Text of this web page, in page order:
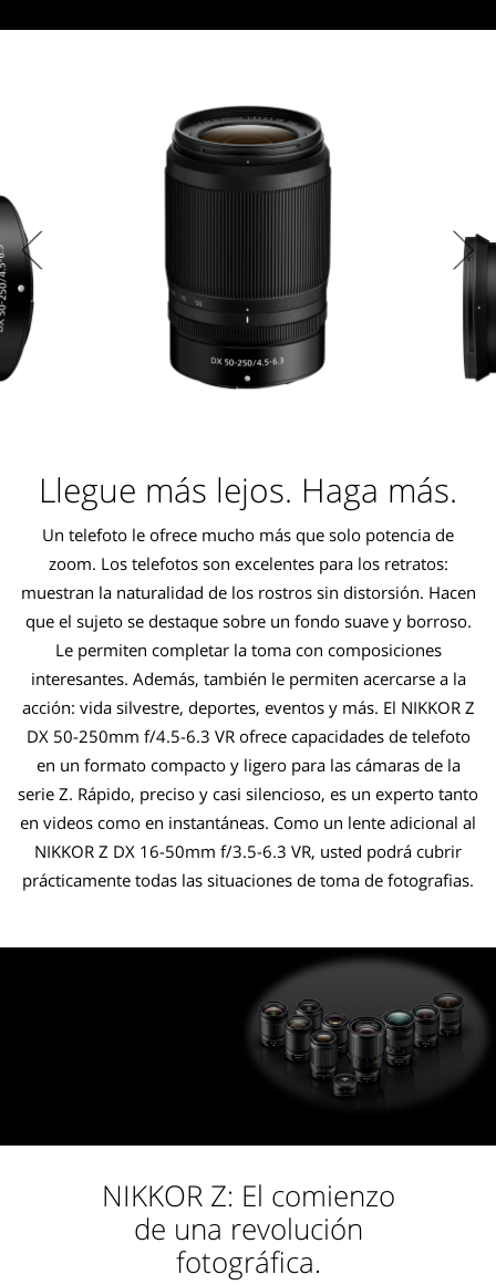
Llegue más lejos. Haga más.
Un telefoto le ofrece mucho más que solo potencia de
zoom. Los telefotos son excelentes para los retratos:
muestran la naturalidad de los rostros sin distorsión. Hacen
que el sujeto se destaque sobre un fondo suave y borroso.
Le permiten completar la toma con composiciones
interesantes. Además, también le permiten acercarse a la
acción: vida silvestre, deportes, eventos y más. El NIKKOR Z
DX 50-250mm f/4.5-6.3 VR ofrece capacidades de telefoto
en un formato compacto y ligero para las cámaras de la
serie Z. Rápido, preciso y casi silencioso, es un experto tanto
en videos como en instantáneas. Como un lente adicional al
NIKKOR Z DX 16-50mm f/3.5-6.3 VR, usted podrá cubrir
prácticamente todas las situaciones de toma de fotografias.
NIKKOR Z: El comienzo
de una revolución
fotográfica.